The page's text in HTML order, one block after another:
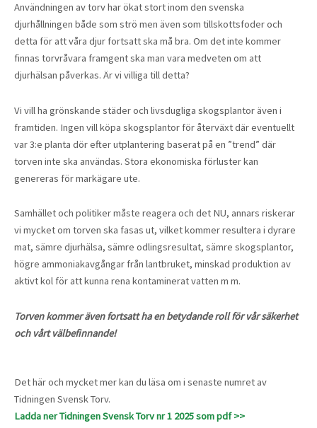
Användningen av torv har ökat stort inom den svenska
djurhållningen både som strö men även som tillskottsfoder och
detta för att våra djur fortsatt ska må bra. Om det inte kommer
finnas torvråvara framgent ska man vara medveten om att
djurhälsan påverkas. Är vi villiga till detta?
Vi vill ha grönskande städer och livsdugliga skogsplantor även i
framtiden. Ingen vill köpa skogsplantor för återväxt där eventuellt
var 3:e planta dör efter utplantering baserat på en ”trend” där
torven inte ska användas. Stora ekonomiska förluster kan
genereras för markägare ute.
Samhället och politiker måste reagera och det NU, annars riskerar
vi mycket om torven ska fasas ut, vilket kommer resultera i dyrare
mat, sämre djurhälsa, sämre odlingsresultat, sämre skogsplantor,
högre ammoniakavgångar från lantbruket, minskad produktion av
aktivt kol för att kunna rena kontaminerat vatten m m.
Torven kommer även fortsatt ha en betydande roll för vår säkerhet
och vårt välbefinnande!
Det här och mycket mer kan du läsa om i senaste numret av
Tidningen Svensk Torv.
Ladda ner Tidningen Svensk Torv nr 1 2025 som pdf >>